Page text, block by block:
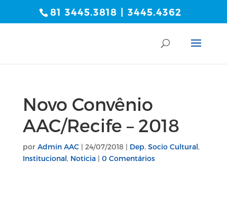
81 3445.3818 | 3445.4362
Novo Convênio
AAC/Recife – 2018
por Admin AAC| 24/07/2018 | Dep. Socio Cultural,
Institucional, Noticia| 0 Comentários